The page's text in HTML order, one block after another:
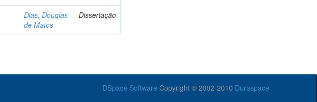
Dias, Douglas
de Matos
Dissertação
DSpace Software Copyright © 2002-2010 Duraspace